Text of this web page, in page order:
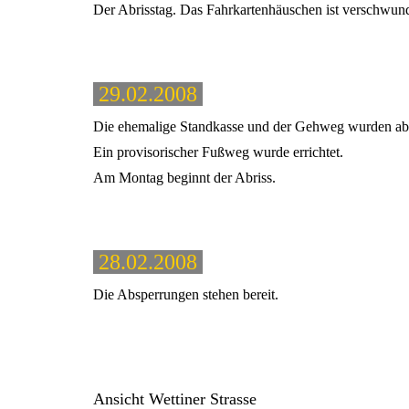
Der Abrisstag. Das Fahrkartenhäuschen ist
29.02.2008
Die ehemalige Standkasse und der Gehweg wurden
Ein provisorischer Fußweg wurde errichtet.
Am Montag beginnt der Abriss.
28.02.2008
Die Absperrungen stehen bereit.
Ansicht Wettiner Strasse